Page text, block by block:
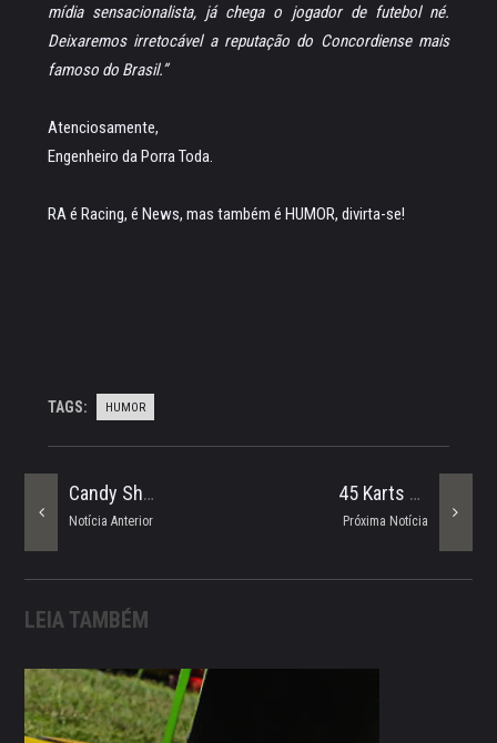
mídia sensacionalista, já chega o jogador de futebol né.
Deixaremos irretocável a reputação do Concordiense mais
famoso do Brasil.”
Atenciosamente,
Engenheiro da Porra Toda.
RA é Racing, é News, mas também é HUMOR, divirta-se!
TAGS: HUMOR
45 Karts Na Segunda Etapa Do CEKI
Próxima Notícia
Candy Shop RNK Team Enfrenta Mais Um Desafio Neste Sábado No Beto Carrero
Notícia Anterior
LEIA TAMBÉM